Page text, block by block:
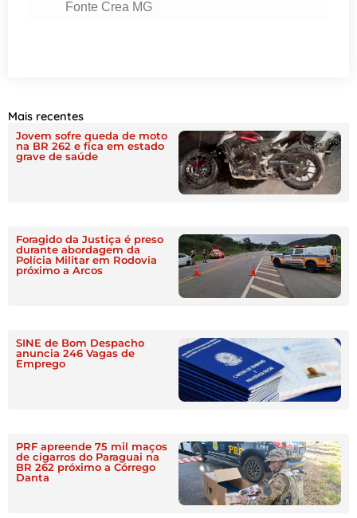
Fonte Crea MG
Mais recentes
Jovem sofre queda de moto
na BR 262 e fica em estado
grave de saúde
Foragido da Justiça é preso
durante abordagem da
Polícia Militar em Rodovia
próximo a Arcos
SINE de Bom Despacho
anuncia 246 Vagas de
Emprego
PRF apreende 75 mil maços
de cigarros do Paraguai na
BR 262 próximo a Córrego
Danta